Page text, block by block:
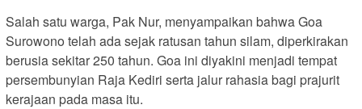
Salah satu warga, Pak Nur, menyampaikan bahwa Goa
Surowono telah ada sejak ratusan tahun silam, diperkirakan
berusia sekitar 250 tahun. Goa ini diyakini menjadi tempat
persembunyian Raja Kediri serta jalur rahasia bagi prajurit
kerajaan pada masa itu.